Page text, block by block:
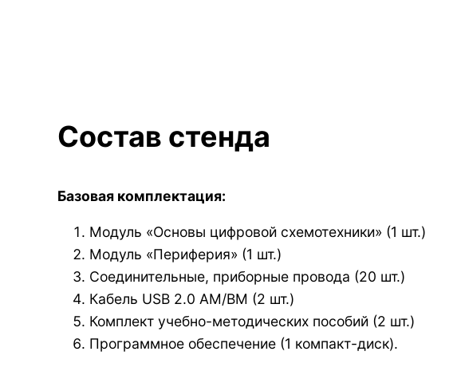
Состав стенда
Базовая комплектация:
Модуль «Основы цифровой схемотехники» (1 шт.)
Модуль «Периферия» (1 шт.)
Соединительные, приборные провода (20 шт.)
Кабель USB 2.0 AM/BM (2 шт.)
Комплект учебно-методических пособий (2 шт.)
Программное обеспечение (1 компакт-диск).